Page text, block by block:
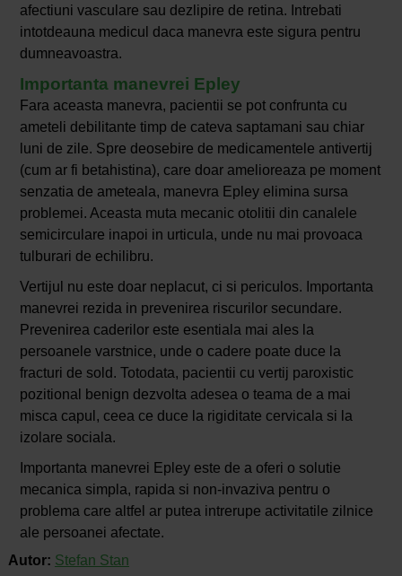
afectiuni vasculare sau dezlipire de retina. Intrebati
intotdeauna medicul daca manevra este sigura pentru
dumneavoastra.
Importanta manevrei Epley
Fara aceasta manevra, pacientii se pot confrunta cu
ameteli debilitante timp de cateva saptamani sau chiar
luni de zile. Spre deosebire de medicamentele antivertij
(cum ar fi betahistina), care doar amelioreaza pe moment
senzatia de ameteala, manevra Epley elimina sursa
problemei. Aceasta muta mecanic otolitii din canalele
semicirculare inapoi in urticula, unde nu mai provoaca
tulburari de echilibru.
Vertijul nu este doar neplacut, ci si periculos. Importanta
manevrei rezida in prevenirea riscurilor secundare.
Prevenirea caderilor este esentiala mai ales la
persoanele varstnice, unde o cadere poate duce la
fracturi de sold. Totodata, pacientii cu vertij paroxistic
pozitional benign dezvolta adesea o teama de a mai
misca capul, ceea ce duce la rigiditate cervicala si la
izolare sociala.
Importanta manevrei Epley este de a oferi o solutie
mecanica simpla, rapida si non-invaziva pentru o
problema care altfel ar putea intrerupe activitatile zilnice
ale persoanei afectate.
Autor: Stefan Stan